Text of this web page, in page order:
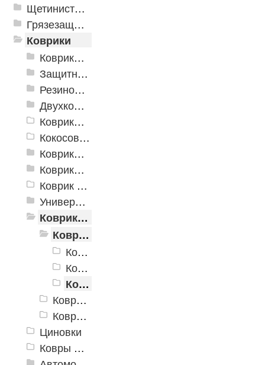
Щетинистые покрытия
Грязезащитные, влаговпитывающие покрытия
Коврики
Коврики влаговпитывающие
Защитные коврики и лотки
Резиновые коврики
Двухкомпонентные коврики
Коврики на пенорезине
Кокосовые коврики
Коврики для ванн
Коврики и дорожки пористые (Лапша)
Коврик флокированный
Универсальные коврики
Коврики хлопковые
Коврики хлопковые Kenya
Коврики хлопковые Kenya 600*1800
Коврики хлопковые Kenya 600*2500
Коврики хлопковые Kenya 1200*1800
Коврики хлопковые Вологодские
Коврики Хлопковые Орнамент
Циновки
Ковры для детской